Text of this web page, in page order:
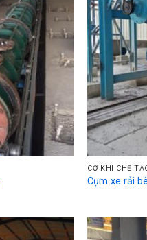
CƠ KHÍ CHẾ
Cụm xe rải